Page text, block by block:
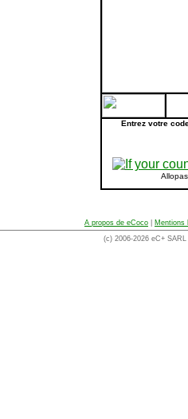
Entrez votre
A propos de eCoco
Mentions
(c) 2006-2026 eC+